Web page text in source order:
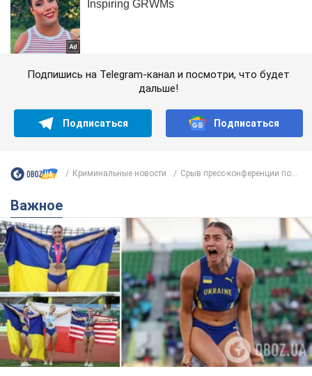
Подпишись на Telegram-канал и посмотри, что будет
дальше!
Подписаться Подписаться
Криминальные новости Срыв пресс-конференции по...
Важное